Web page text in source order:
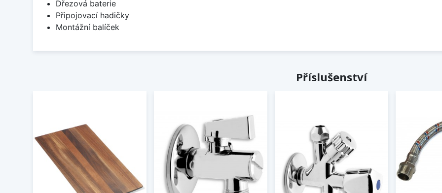
Dřezová baterie
Připojovací hadičky
Montážní balíček
Příslušenství